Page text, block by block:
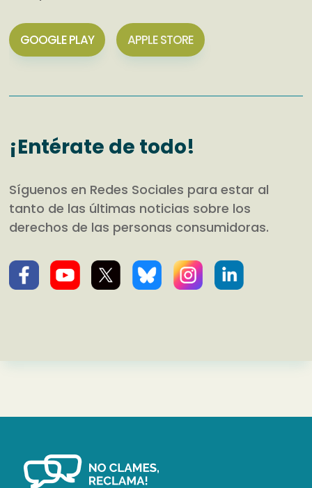
GOOGLE PLAY APPLE STORE
¡Entérate de todo!
Síguenos en Redes Sociales para estar al
tanto de las últimas noticias sobre los
derechos de las personas consumidoras.